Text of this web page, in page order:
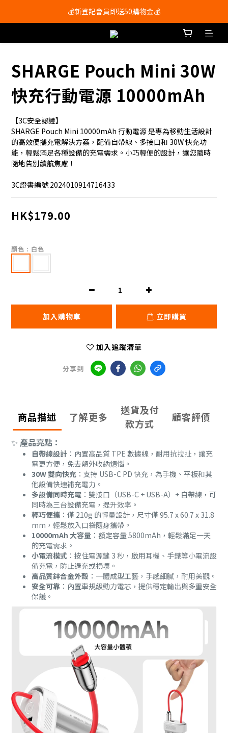
會員尊享購物滿$250即享免運費🚚
💰新登記會員即送50購物金💰
會員尊享購物滿$250即享免運費🚚
SHARGE Pouch Mini 30W
快充行動電源 10000mAh
【3C安全認證】
SHARGE Pouch Mini 10000mAh 行動電源 是專為移動生活設計
的高效便攜充電解決方案，配備自帶線、多接口和 30W 快充功
能，輕鬆滿足各種設備的充電需求。小巧輕便的設計，讓您隨時
隨地告別續航焦慮！
3C證書編號 2024010914716433
HK$179.00
顏色 : 白色
加入購物車 立即購買
加入追蹤清單
分享到
商品描述 了解更多
送貨及付
款方式
顧客評價
✨ 產品亮點：
自帶線設計 ：內置高品質 TPE 數據線，耐用抗拉扯，讓充
電更方便，免去額外收納煩惱。
30W 雙向快充 ：支持 USB-C PD 快充，為手機、平板和其
他設備快速補充電力。
多設備同時充電 ：雙接口（USB-C + USB-A）+ 自帶線，可
同時為三台設備充電，提升效率。
輕巧便攜 ：僅 210g 的輕量設計，尺寸僅 95.7 x 60.7 x 31.8
mm，輕鬆放入口袋隨身攜帶。
10000mAh 大容量 ：額定容量 5800mAh，輕鬆滿足一天
的充電需求。
小電流模式 ：按住電源鍵 3 秒，啟用耳機、手錶等小電流設
備充電，防止過充或損壞。
高品質鋅合金外殼 ：一體成型工藝，手感細膩，耐用美觀。
安全可靠 ：內置車規級動力電芯，提供穩定輸出與多重安全
保護。